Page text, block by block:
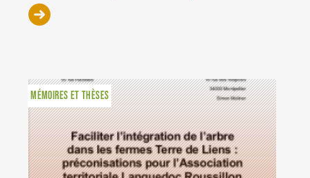
MÉMOIRES ET THÈSES